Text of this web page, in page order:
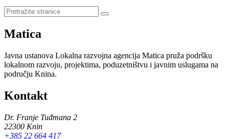
Pretraži
stranice
Matica
Javna ustanova Lokalna razvojna agencija Matica pruža podršku
lokalnom razvoju, projektima, poduzetništvu i javnim uslugama na
području Knina.
Kontakt
Dr. Franje Tuđmana 2
22300 Knin
+385 22 664 417